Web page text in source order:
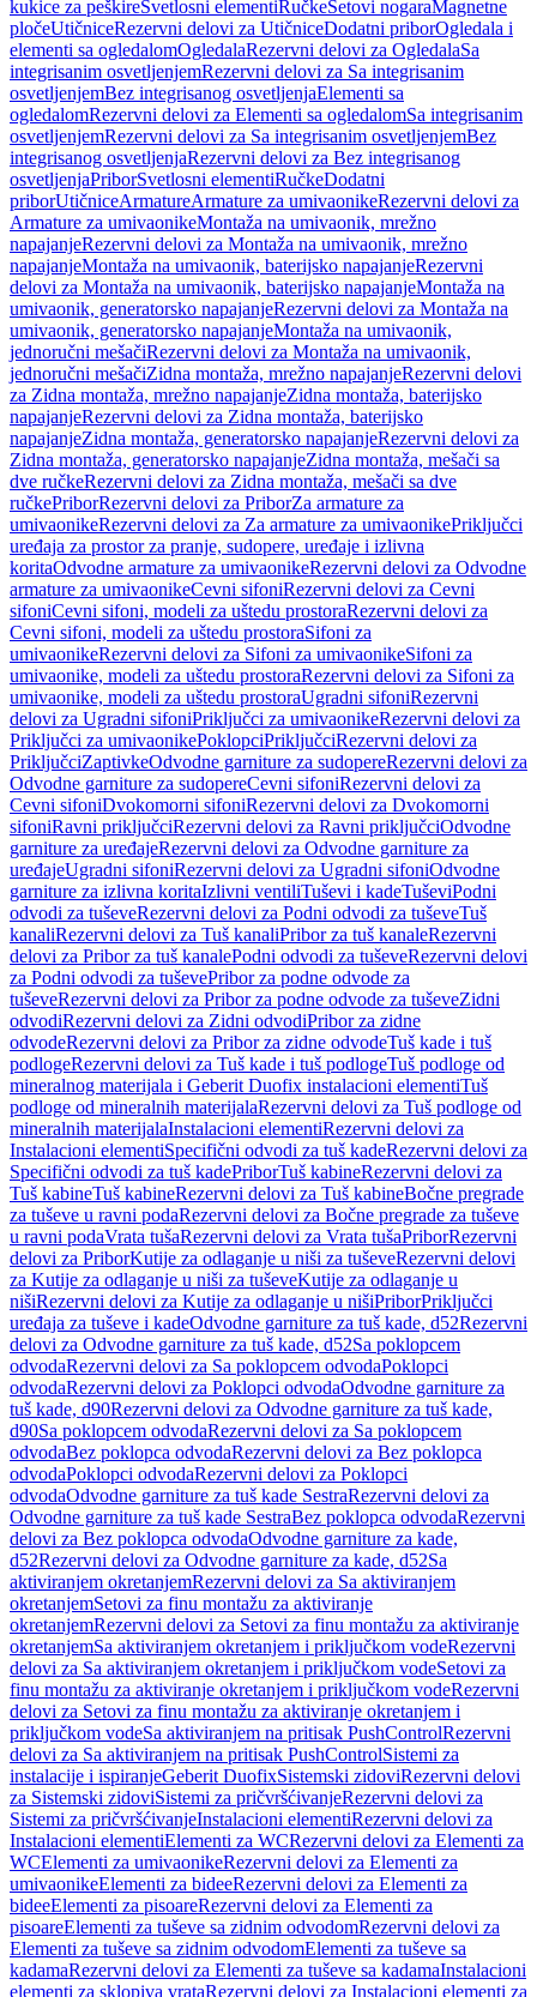
kukice za peškireSvetlosni elementiRučkeSetovi nogaraMagnetne
pločeUtičniceRezervni delovi za UtičniceDodatni priborOgledala i
elementi sa ogledalomOgledalaRezervni delovi za OgledalaSa
integrisanim osvetljenjemRezervni delovi za Sa integrisanim
osvetljenjemBez integrisanog osvetljenjaElementi sa
ogledalomRezervni delovi za Elementi sa ogledalomSa integrisanim
osvetljenjemRezervni delovi za Sa integrisanim osvetljenjemBez
integrisanog osvetljenjaRezervni delovi za Bez integrisanog
osvetljenjaPriborSvetlosni elementiRučkeDodatni
priborUtičniceArmatureArmature za umivaonikeRezervni delovi za
Armature za umivaonikeMontaža na umivaonik, mrežno
napajanjeRezervni delovi za Montaža na umivaonik, mrežno
napajanjeMontaža na umivaonik, baterijsko napajanjeRezervni
delovi za Montaža na umivaonik, baterijsko napajanjeMontaža na
umivaonik, generatorsko napajanjeRezervni delovi za Montaža na
umivaonik, generatorsko napajanjeMontaža na umivaonik,
jednoručni mešačiRezervni delovi za Montaža na umivaonik,
jednoručni mešačiZidna montaža, mrežno napajanjeRezervni delovi
za Zidna montaža, mrežno napajanjeZidna montaža, baterijsko
napajanjeRezervni delovi za Zidna montaža, baterijsko
napajanjeZidna montaža, generatorsko napajanjeRezervni delovi za
Zidna montaža, generatorsko napajanjeZidna montaža, mešači sa
dve ručkeRezervni delovi za Zidna montaža, mešači sa dve
ručkePriborRezervni delovi za PriborZa armature za
umivaonikeRezervni delovi za Za armature za umivaonikePriključci
uređaja za prostor za pranje, sudopere, uređaje i izlivna
koritaOdvodne armature za umivaonikeRezervni delovi za Odvodne
armature za umivaonikeCevni sifoniRezervni delovi za Cevni
sifoniCevni sifoni, modeli za uštedu prostoraRezervni delovi za
Cevni sifoni, modeli za uštedu prostoraSifoni za
umivaonikeRezervni delovi za Sifoni za umivaonikeSifoni za
umivaonike, modeli za uštedu prostoraRezervni delovi za Sifoni za
umivaonike, modeli za uštedu prostoraUgradni sifoniRezervni
delovi za Ugradni sifoniPriključci za umivaonikeRezervni delovi za
Priključci za umivaonikePoklopciPriključciRezervni delovi za
PriključciZaptivkeOdvodne garniture za sudopereRezervni delovi za
Odvodne garniture za sudopereCevni sifoniRezervni delovi za
Cevni sifoniDvokomorni sifoniRezervni delovi za Dvokomorni
sifoniRavni priključciRezervni delovi za Ravni priključciOdvodne
garniture za uređajeRezervni delovi za Odvodne garniture za
uređajeUgradni sifoniRezervni delovi za Ugradni sifoniOdvodne
garniture za izlivna koritaIzlivni ventiliTuševi i kadeTuševiPodni
odvodi za tuševeRezervni delovi za Podni odvodi za tuševeTuš
kanaliRezervni delovi za Tuš kanaliPribor za tuš kanaleRezervni
delovi za Pribor za tuš kanalePodni odvodi za tuševeRezervni delovi
za Podni odvodi za tuševePribor za podne odvode za
tuševeRezervni delovi za Pribor za podne odvode za tuševeZidni
odvodiRezervni delovi za Zidni odvodiPribor za zidne
odvodeRezervni delovi za Pribor za zidne odvodeTuš kade i tuš
podlogeRezervni delovi za Tuš kade i tuš podlogeTuš podloge od
mineralnog materijala i Geberit Duofix instalacioni elementiTuš
podloge od mineralnih materijalaRezervni delovi za Tuš podloge od
mineralnih materijalaInstalacioni elementiRezervni delovi za
Instalacioni elementiSpecifični odvodi za tuš kadeRezervni delovi za
Specifični odvodi za tuš kadePriborTuš kabineRezervni delovi za
Tuš kabineTuš kabineRezervni delovi za Tuš kabineBočne pregrade
za tuševe u ravni podaRezervni delovi za Bočne pregrade za tuševe
u ravni podaVrata tušaRezervni delovi za Vrata tušaPriborRezervni
delovi za PriborKutije za odlaganje u niši za tuševeRezervni delovi
za Kutije za odlaganje u niši za tuševeKutije za odlaganje u
nišiRezervni delovi za Kutije za odlaganje u nišiPriborPriključci
uređaja za tuševe i kadeOdvodne garniture za tuš kade, d52Rezervni
delovi za Odvodne garniture za tuš kade, d52Sa poklopcem
odvodaRezervni delovi za Sa poklopcem odvodaPoklopci
odvodaRezervni delovi za Poklopci odvodaOdvodne garniture za
tuš kade, d90Rezervni delovi za Odvodne garniture za tuš kade,
d90Sa poklopcem odvodaRezervni delovi za Sa poklopcem
odvodaBez poklopca odvodaRezervni delovi za Bez poklopca
odvodaPoklopci odvodaRezervni delovi za Poklopci
odvodaOdvodne garniture za tuš kade SestraRezervni delovi za
Odvodne garniture za tuš kade SestraBez poklopca odvodaRezervni
delovi za Bez poklopca odvodaOdvodne garniture za kade,
d52Rezervni delovi za Odvodne garniture za kade, d52Sa
aktiviranjem okretanjemRezervni delovi za Sa aktiviranjem
okretanjemSetovi za finu montažu za aktiviranje
okretanjemRezervni delovi za Setovi za finu montažu za aktiviranje
okretanjemSa aktiviranjem okretanjem i priključkom vodeRezervni
delovi za Sa aktiviranjem okretanjem i priključkom vodeSetovi za
finu montažu za aktiviranje okretanjem i priključkom vodeRezervni
delovi za Setovi za finu montažu za aktiviranje okretanjem i
priključkom vodeSa aktiviranjem na pritisak PushControlRezervni
delovi za Sa aktiviranjem na pritisak PushControlSistemi za
instalacije i ispiranjeGeberit DuofixSistemski zidoviRezervni delovi
za Sistemski zidoviSistemi za pričvršćivanjeRezervni delovi za
Sistemi za pričvršćivanjeInstalacioni elementiRezervni delovi za
Instalacioni elementiElementi za WCRezervni delovi za Elementi za
WCElementi za umivaonikeRezervni delovi za Elementi za
umivaonikeElementi za bideeRezervni delovi za Elementi za
bideeElementi za pisoareRezervni delovi za Elementi za
pisoareElementi za tuševe sa zidnim odvodomRezervni delovi za
Elementi za tuševe sa zidnim odvodomElementi za tuševe sa
kadamaRezervni delovi za Elementi za tuševe sa kadamaInstalacioni
elementi za sklopiva vrataRezervni delovi za Instalacioni elementi za